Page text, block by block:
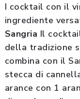
I cocktail con il
ingrediente
Sangria Il
della tradizione
combina con il
stecca di
arance con 1